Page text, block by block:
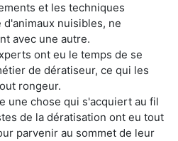
et les techniques
nuisibles, ne
avec une autre.
ont eu le temps de se
de dératiseur, ce qui les
rongeur.
une chose qui s'acquiert au fil
de la dératisation ont eu tout
parvenir au sommet de leur